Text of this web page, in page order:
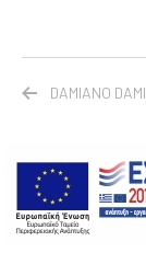
DAMIANO